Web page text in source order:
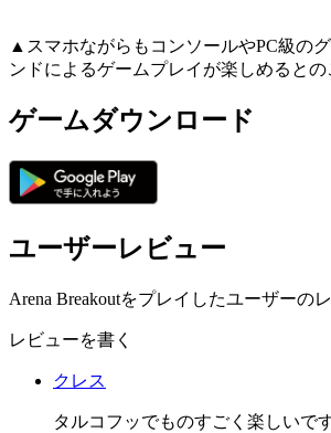
▲スマホながらもコンソールやPC級の
ンドによるゲームプレイが楽しめるとの
ゲームダウンロード
ユーザーレビュー
Arena Breakoutをプレイしたユーザーのレ
レビューを書く
クレス
タルコフッでものすごく楽しいで